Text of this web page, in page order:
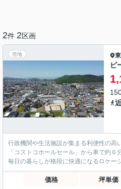
2件 2区画
売地
ピ
行政機関や生活施設が集まる利便性の高
「コストコホールセール」から車で約６分
毎日の暮らしが格段に快適になるロケー
価格 坪単価